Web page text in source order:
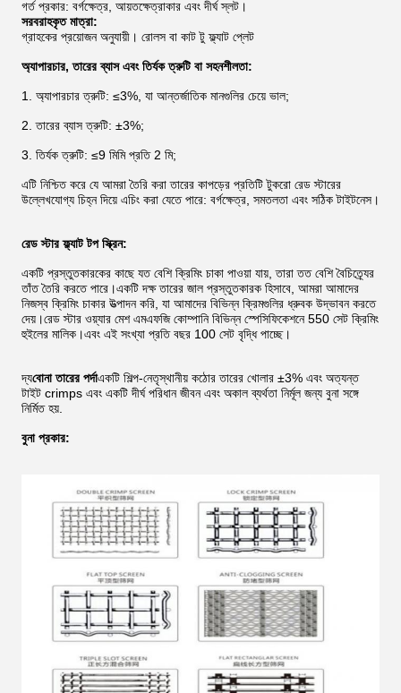
গর্ত প্রকার: বর্গক্ষেত্র, আয়তক্ষেত্রাকার এবং দীর্ঘ স্লট।
সরবরাহকৃত মাত্রা:
গ্রাহকের প্রয়োজন অনুযায়ী। রোলস বা কাট টু ফ্ল্যাট প্লেট
অ্যাপারচার, তারের ব্যাস এবং তির্যক ত্রুটি বা সহনশীলতা:
1. অ্যাপারচার ত্রুটি: ≤3%, যা আন্তর্জাতিক মানগুলির চেয়ে ভাল;
2. তারের ব্যাস ত্রুটি: ±3%;
3. তির্যক ত্রুটি: ≤9 মিমি প্রতি 2 মি;
এটি নিশ্চিত করে যে আমরা তৈরি করা তারের কাপড়ের প্রতিটি টুকরো রেড স্টারের
উল্লেখযোগ্য চিহ্ন দিয়ে এচিং করা যেতে পারে: বর্গক্ষেত্র, সমতলতা এবং সঠিক টাইটনেস।
রেড স্টার ফ্ল্যাট টপ স্ক্রিন:
একটি প্রস্তুতকারকের কাছে যত বেশি ক্রিমিং চাকা পাওয়া যায়, তারা তত বেশি বৈচিত্র্যের
তাঁত তৈরি করতে পারে।একটি দক্ষ তারের জাল প্রস্তুতকারক হিসাবে, আমরা আমাদের
নিজস্ব ক্রিমিং চাকার উত্পাদন করি, যা আমাদের বিভিন্ন ক্রিমগুলির ধ্রুবক উদ্ভাবন করতে
দেয়।রেড স্টার ওয়্যার মেশ এমএফজি কোম্পানি বিভিন্ন স্পেসিফিকেশনে 550 সেট ক্রিমিং
হুইলের মালিক।এবং এই সংখ্যা প্রতি বছর 100 সেট বৃদ্ধি পাচ্ছে।
দ্যবোনা তারের পর্দাএকটি শিল্প-নেতৃস্থানীয় কঠোর তারের খোলার ±3% এবং অত্যন্ত
টাইট crimps এবং একটি দীর্ঘ পরিধান জীবন এবং অকাল ব্যর্থতা নির্মূল জন্য বুনা সঙ্গে
নির্মিত হয়.
বুনা প্রকার: